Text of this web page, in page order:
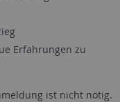
Erfahrungen zu
ist nicht nötig.